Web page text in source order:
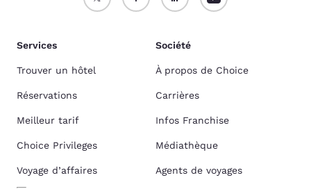
Services
Trouver un hôtel
Réservations
Meilleur tarif
Choice Privileges
Voyage d’affaires
Société
À propos de Choice
Carrières
Infos Franchise
Médiathèque
Agents de voyages